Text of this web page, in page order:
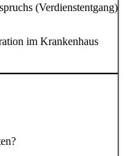
(Verdienstentgang)
im Krankenhaus